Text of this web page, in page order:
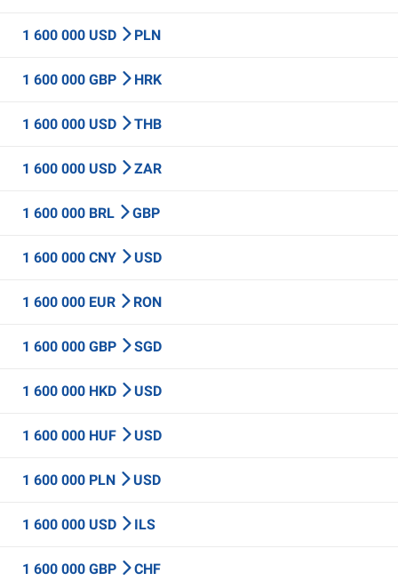
1 600 000 USD PLN
1 600 000 GBP HRK
1 600 000 USD THB
1 600 000 USD ZAR
1 600 000 BRL GBP
1 600 000 CNY USD
1 600 000 EUR RON
1 600 000 GBP SGD
1 600 000 HKD USD
1 600 000 HUF USD
1 600 000 PLN USD
1 600 000 USD ILS
1 600 000 GBP CHF